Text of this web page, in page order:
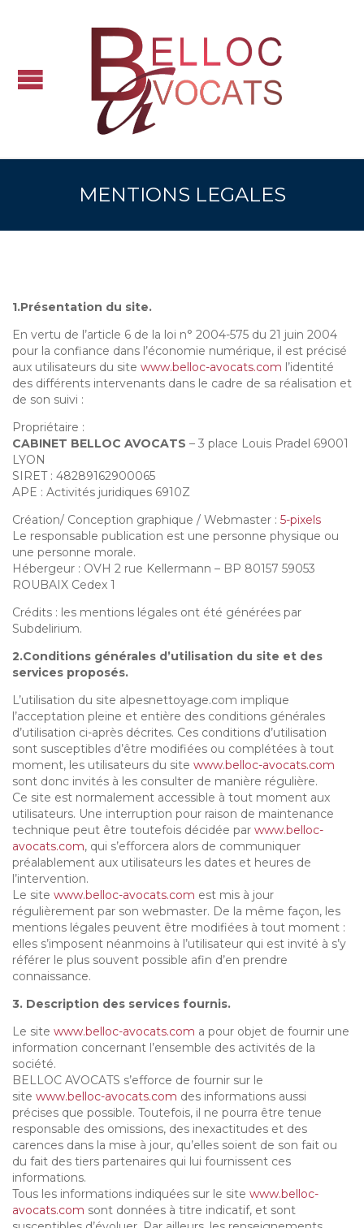
MENTIONS LEGALES
1.Présentation du site.
En vertu de l’article 6 de la loi n° 2004-575 du 21 juin 2004
pour la confiance dans l’économie numérique, il est précisé
aux utilisateurs du site www.belloc-avocats.com l’identité
des différents intervenants dans le cadre de sa réalisation et
de son suivi :
Propriétaire :
CABINET BELLOC AVOCATS – 3 place Louis Pradel 69001
LYON
SIRET : 48289162900065
APE : Activités juridiques 6910Z
Création/ Conception graphique / Webmaster : 5-pixels
Le responsable publication est une personne physique ou
une personne morale.
Hébergeur : OVH 2 rue Kellermann – BP 80157 59053
ROUBAIX Cedex 1
Crédits : les mentions légales ont été générées par
Subdelirium.
2.Conditions générales d’utilisation du site et des
services proposés.
L’utilisation du site alpesnettoyage.com implique
l’acceptation pleine et entière des conditions générales
d’utilisation ci-après décrites. Ces conditions d’utilisation
sont susceptibles d’être modifiées ou complétées à tout
moment, les utilisateurs du site www.belloc-avocats.com
sont donc invités à les consulter de manière régulière.
Ce site est normalement accessible à tout moment aux
utilisateurs. Une interruption pour raison de maintenance
technique peut être toutefois décidée par www.belloc-
avocats.com, qui s’efforcera alors de communiquer
préalablement aux utilisateurs les dates et heures de
l’intervention.
Le site www.belloc-avocats.com est mis à jour
régulièrement par son webmaster. De la même façon, les
mentions légales peuvent être modifiées à tout moment :
elles s’imposent néanmoins à l’utilisateur qui est invité à s’y
référer le plus souvent possible afin d’en prendre
connaissance.
3. Description des services fournis.
Le site www.belloc-avocats.com a pour objet de fournir une
information concernant l’ensemble des activités de la
société.
BELLOC AVOCATS s’efforce de fournir sur le
site www.belloc-avocats.com des informations aussi
précises que possible. Toutefois, il ne pourra être tenue
responsable des omissions, des inexactitudes et des
carences dans la mise à jour, qu’elles soient de son fait ou
du fait des tiers partenaires qui lui fournissent ces
informations.
Tous les informations indiquées sur le site www.belloc-
avocats.com sont données à titre indicatif, et sont